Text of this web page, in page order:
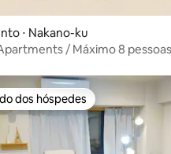
⋅ Nakano-ku
/ Máximo 8
de Shibuya / Estação.
preferidos dos
dos hóspedes